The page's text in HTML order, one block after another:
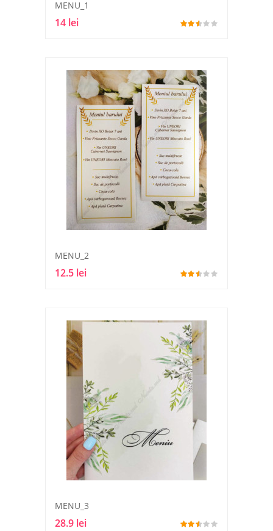
MENU_1
14 lei
MENU_2
12.5 lei
MENU_3
28.9 lei